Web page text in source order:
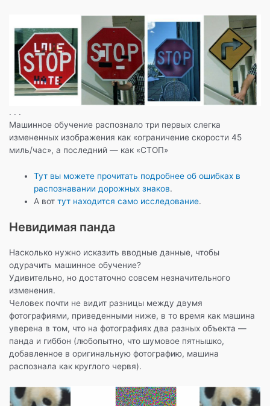
. . .
Машинное обучение распознало три первых слегка
измененных изображения как «ограничение скорости 45
миль/час», а последний — как «СТОП»
Тут вы можете прочитать подробнее об ошибках в
распознавании дорожных знаков.
А воттут находится само исследование.
Невидимая панда
Насколько нужно исказить вводные данные, чтобы
одурачить машинное обучение?
Удивительно, но достаточно совсем незначительного
изменения.
Человек почти не видит разницы между двумя
фотографиями, приведенными ниже, в то время как машина
уверена в том, что на фотографиях два разных объекта —
панда и гиббон (любопытно, что шумовое пятнышко,
добавленное в оригинальную фотографию, машина
распознала как круглого червя).